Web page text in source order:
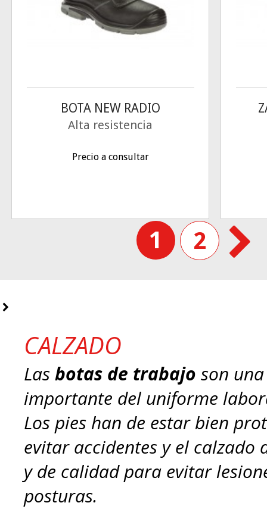
BOTA NEW RADIO
Alta resistencia
Precio a consultar
1 2
CALZADO
Lasbotas de trabajo son
importante del uniforme
Los pies han de estar bien
evitar accidentes y el calzado
y de calidad para evitar
posturas.